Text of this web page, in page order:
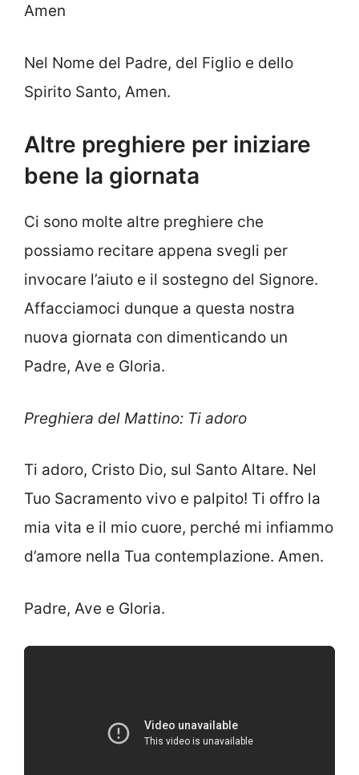
Amen
Nel Nome del Padre, del Figlio e dello
Spirito Santo, Amen.
Altre preghiere per iniziare
bene la giornata
Ci sono molte altre preghiere che
possiamo recitare appena svegli per
invocare l’aiuto e il sostegno del Signore.
Affacciamoci dunque a questa nostra
nuova giornata con dimenticando un
Padre, Ave e Gloria.
Preghiera del Mattino: Ti adoro
Ti adoro, Cristo Dio, sul Santo Altare. Nel
Tuo Sacramento vivo e palpito! Ti offro la
mia vita e il mio cuore, perché mi infiammo
d’amore nella Tua contemplazione. Amen.
Padre, Ave e Gloria.